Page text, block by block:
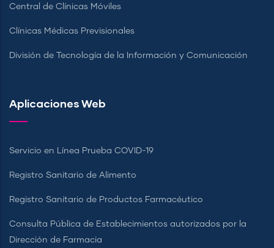
Central de Clínicas Móviles
Clínicas Médicas Previsionales
División de Tecnología de la Información y Comunicación
Aplicaciones Web
Servicio en Línea Prueba COVID-19
Registro Sanitario de Alimento
Registro Sanitario de Productos Farmacéutico
Consulta Pública de Establecimientos autorizados por la
Dirección de Farmacia